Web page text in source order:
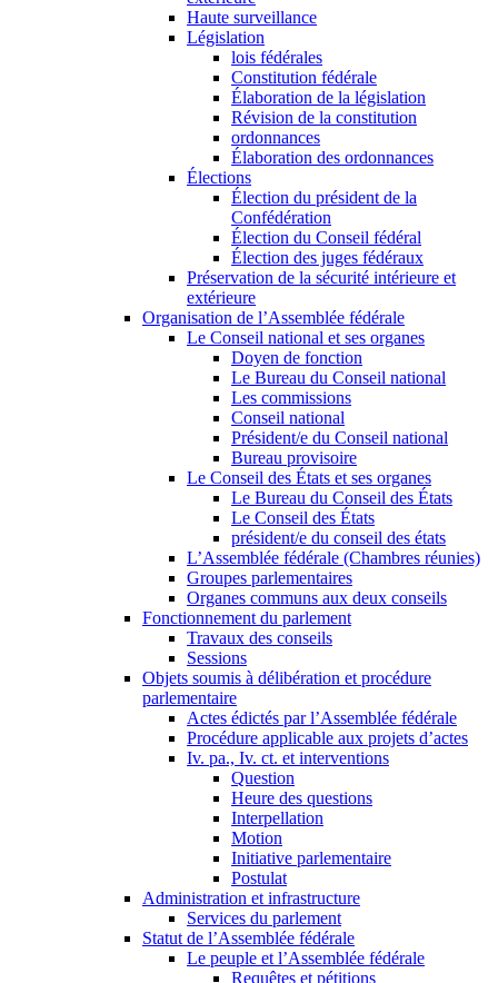
Haute surveillance
Législation
lois fédérales
Constitution fédérale
Élaboration de la législation
Révision de la constitution
ordonnances
Élaboration des ordonnances
Élections
Élection du président de la
Confédération
Élection du Conseil fédéral
Élection des juges fédéraux
Préservation de la sécurité intérieure et
extérieure
Organisation de l’Assemblée fédérale
Le Conseil national et ses organes
Doyen de fonction
Le Bureau du Conseil national
Les commissions
Conseil national
Président/e du Conseil national
Bureau provisoire
Le Conseil des États et ses organes
Le Bureau du Conseil des États
Le Conseil des États
président/e du conseil des états
L’Assemblée fédérale (Chambres réunies)
Groupes parlementaires
Organes communs aux deux conseils
Fonctionnement du parlement
Travaux des conseils
Sessions
Objets soumis à délibération et procédure
parlementaire
Actes édictés par l’Assemblée fédérale
Procédure applicable aux projets d’actes
Iv. pa., Iv. ct. et interventions
Question
Heure des questions
Interpellation
Motion
Initiative parlementaire
Postulat
Administration et infrastructure
Services du parlement
Statut de l’Assemblée fédérale
Le peuple et l’Assemblée fédérale
Requêtes et pétitions